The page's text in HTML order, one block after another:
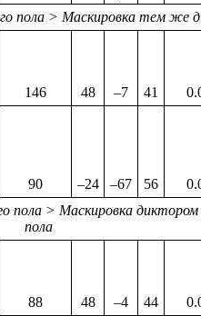
пола > Маскировка тем же
146 48 –7 41
90 –24 –67 56
пола > Маскировка
пола
88 48 –4 44